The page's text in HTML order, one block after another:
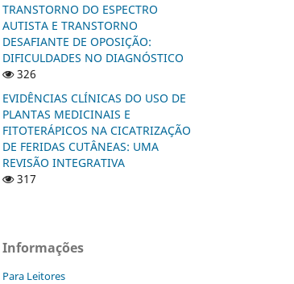
TRANSTORNO DO ESPECTRO
AUTISTA E TRANSTORNO
DESAFIANTE DE OPOSIÇÃO:
DIFICULDADES NO DIAGNÓSTICO
326
EVIDÊNCIAS CLÍNICAS DO USO DE
PLANTAS MEDICINAIS E
FITOTERÁPICOS NA CICATRIZAÇÃO
DE FERIDAS CUTÂNEAS: UMA
REVISÃO INTEGRATIVA
317
Informações
Para Leitores